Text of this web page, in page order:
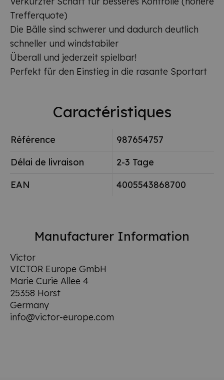
Trefferquote)
Die Bälle sind schwerer und dadurch deutlich
schneller und windstabiler
Überall und jederzeit spielbar!
Perfekt für den Einstieg in die rasante Sportart
Caractéristiques
Référence
987654757
Délai de livraison
2-3 Tage
EAN
4005543868700
Manufacturer Information
Victor
VICTOR Europe GmbH
Marie Curie Allee 4
25358 Horst
Germany
info@victor-europe.com